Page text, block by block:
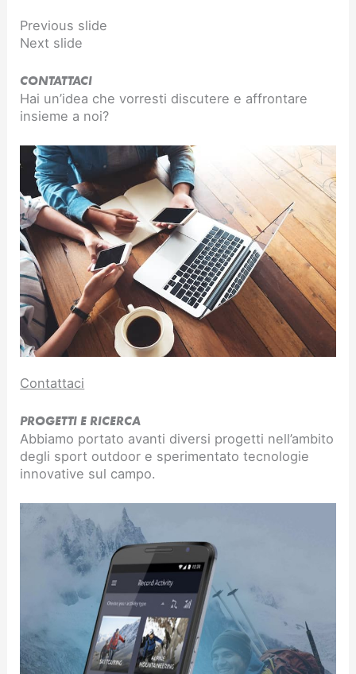
Previous slide
Next slide
CONTATTACI
Hai un’idea che vorresti discutere e affrontare
insieme a noi?
Contattaci
PROGETTI E RICERCA
Abbiamo portato avanti diversi progetti nell’ambito
degli sport outdoor e sperimentato tecnologie
innovative sul campo.